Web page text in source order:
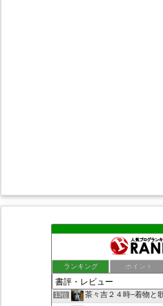
ランキング ポイント
人生に失敗しないた
11位 また、本の話をしてる
12位 うずまきぐーるぐる
13位 茶々吉２４時−着物と